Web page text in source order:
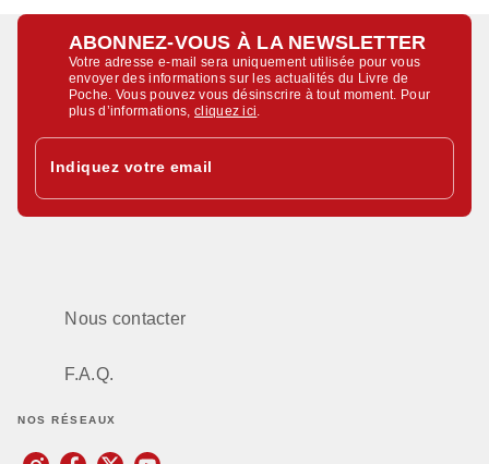
ABONNEZ-VOUS À LA NEWSLETTER
Votre adresse e-mail sera uniquement utilisée pour vous
envoyer des informations sur les actualités du Livre de
Poche. Vous pouvez vous désinscrire à tout moment. Pour
plus d’informations,cliquez ici.
Indiquez votre email
Nous contacter
F.A.Q.
NOS RÉSEAUX